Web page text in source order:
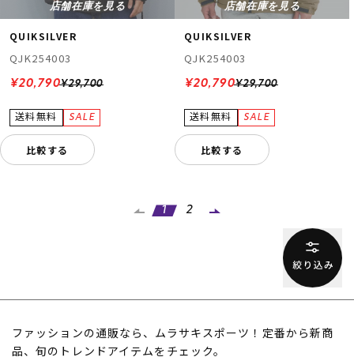
店舗在庫を見る
QUIKSILVER
QJK254003
¥29,700
¥20,790
比較する
店舗在庫を見る
QUIKSILVER
QJK254003
¥29,700
¥20,790
比較する
1 2
ファッションの通販なら、ムラサキスポーツ！定番から新商
品、旬のトレンドアイテムをチェック。